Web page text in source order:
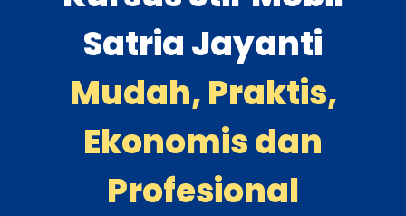
Satria Jayanti
Mudah, Praktis,
Ekonomis dan
Profesional